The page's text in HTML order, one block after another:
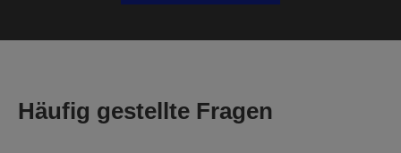
Häufig gestellte Fragen